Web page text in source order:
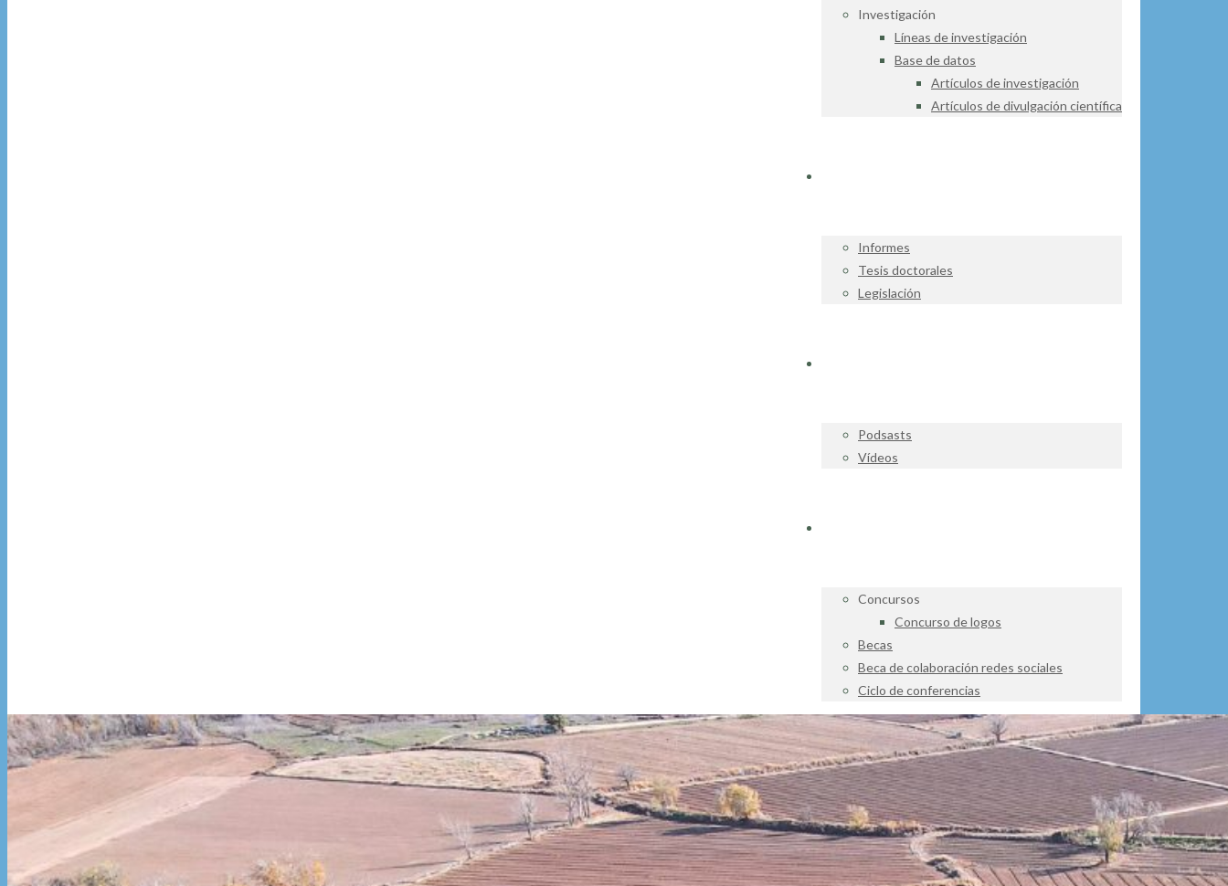
Investigación
Líneas de investigación
Base de datos
Artículos de investigación
Artículos de divulgación científica
Informes
Tesis doctorales
Legislación
Podsasts
Vídeos
Concursos
Concurso de logos
Becas
Beca de colaboración redes sociales
Ciclo de conferencias